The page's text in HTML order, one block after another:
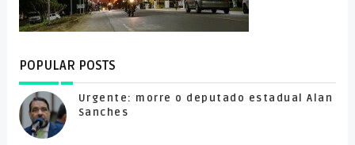
POPULAR POSTS
Urgente: morre o deputado estadual Alan
Sanches